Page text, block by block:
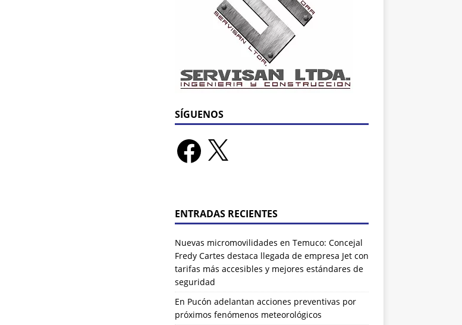
SÍGUENOS
ENTRADAS RECIENTES
Nuevas micromovilidades en Temuco: Concejal
Fredy Cartes destaca llegada de empresa Jet con
tarifas más accesibles y mejores estándares de
seguridad
En Pucón adelantan acciones preventivas por
próximos fenómenos meteorológicos